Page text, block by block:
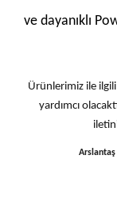
ve dayanıklı
Ürünlerimiz ile ilgili
yardımcı
Arslantaş